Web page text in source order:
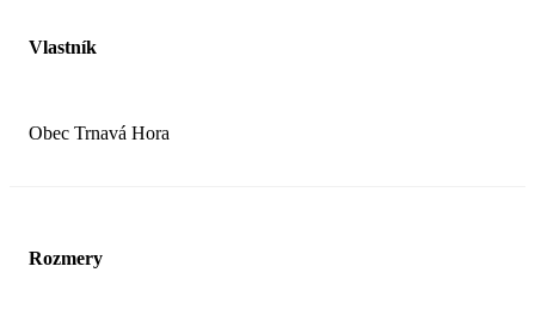
Vlastník
Obec Trnavá Hora
Rozmery